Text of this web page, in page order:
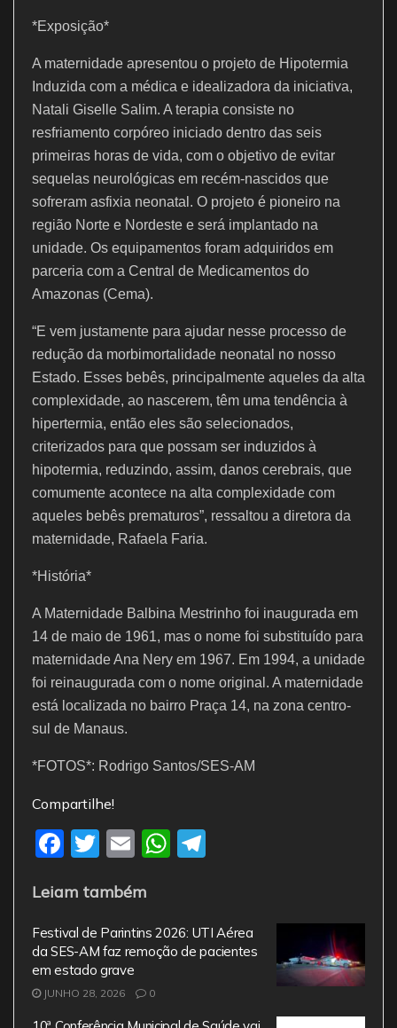
*Exposição*
A maternidade apresentou o projeto de Hipotermia
Induzida com a médica e idealizadora da iniciativa,
Natali Giselle Salim. A terapia consiste no
resfriamento corpóreo iniciado dentro das seis
primeiras horas de vida, com o objetivo de evitar
sequelas neurológicas em recém-nascidos que
sofreram asfixia neonatal. O projeto é pioneiro na
região Norte e Nordeste e será implantado na
unidade. Os equipamentos foram adquiridos em
parceria com a Central de Medicamentos do
Amazonas (Cema).
“E vem justamente para ajudar nesse processo de
redução da morbimortalidade neonatal no nosso
Estado. Esses bebês, principalmente aqueles da alta
complexidade, ao nascerem, têm uma tendência à
hipertermia, então eles são selecionados,
criterizados para que possam ser induzidos à
hipotermia, reduzindo, assim, danos cerebrais, que
comumente acontece na alta complexidade com
aqueles bebês prematuros”, ressaltou a diretora da
maternidade, Rafaela Faria.
*História*
A Maternidade Balbina Mestrinho foi inaugurada em
14 de maio de 1961, mas o nome foi substituído para
maternidade Ana Nery em 1967. Em 1994, a unidade
foi reinaugurada com o nome original. A maternidade
está localizada no bairro Praça 14, na zona centro-
sul de Manaus.
*FOTOS*: Rodrigo Santos/SES-AM
Compartilhe!
F
c
e
b
o
o
T
itt
er
E
ai
l
W
s
A
p
gr
a
Leiam também
Festival de Parintins 2026: UTI Aérea
da SES-AM faz remoção de pacientes
em estado grave
JUNHO 28, 2026 0